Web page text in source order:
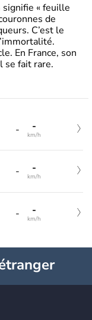
signifie « feuille
de
C’est le
En France, son
se fait rare.
- -
km/h
- -
km/h
- -
km/h